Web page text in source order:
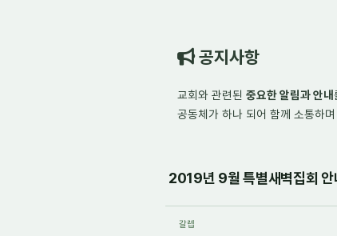
공지사항
교회와 관련된 중요한 알림과 안내
공동체가 하나 되어 함께 소통하며
2019년 9월 특별새벽집회 안
갈렙